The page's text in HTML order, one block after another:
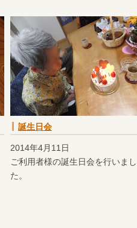
誕生日会
2014年4月11日
ご利用者様の誕生日会を行いまし
た。